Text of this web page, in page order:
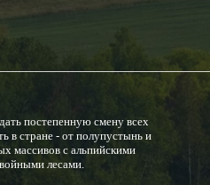
постепенную смену всех
в стране - от полупустынь и
массивов с альпийскими
лесами.